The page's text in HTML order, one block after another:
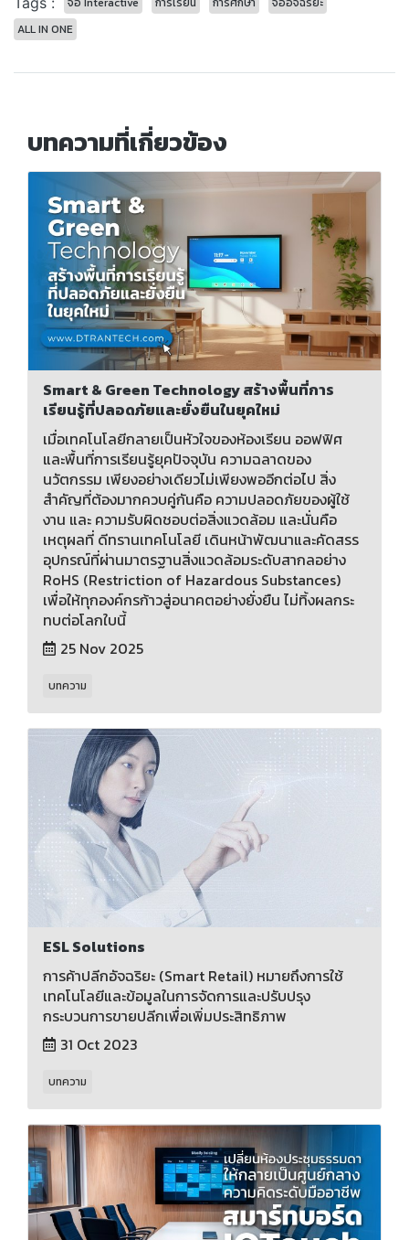
ALL IN ONE
บทความที่เกี่ยวข้อง
Smart & Green Technology สร้างพื้นที่การ
เรียนรู้ที่ปลอดภัยและยั่งยืนในยุคใหม่
เมื่อเทคโนโลยีกลายเป็นหัวใจของห้องเรียน ออฟฟิศ
และพื้นที่การเรียนรู้ยุคปัจจุบัน ความฉลาดของ
นวัตกรรม เพียงอย่างเดียวไม่เพียงพออีกต่อไป สิ่ง
สำคัญที่ต้องมากควบคู่กันคือ ความปลอดภัยของผู้ใช้
งาน และ ความรับผิดชอบต่อสิ่งแวดล้อม และนั่นคือ
เหตุผลที่ ดีทรานเทคโนโลยี เดินหน้าพัฒนาและคัดสรร
อุปกรณ์ที่ผ่านมาตรฐานสิ่งแวดล้อมระดับสากลอย่าง
RoHS (Restriction of Hazardous Substances)
เพื่อให้ทุกองค์กรก้าวสู่อนาคตอย่างยั่งยืน ไม่ทิ้งผลกระ
ทบต่อโลกใบนี้
25 Nov 2025
บทความ
ESL Solutions
การค้าปลีกอัจฉริยะ (Smart Retail) หมายถึงการใช้
เทคโนโลยีและข้อมูลในการจัดการและปรับปรุง
กระบวนการขายปลีกเพื่อเพิ่มประสิทธิภาพ
31 Oct 2023
บทความ